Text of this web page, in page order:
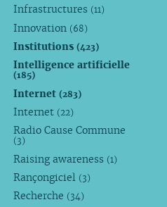
Infrastructures (11)
Innovation (68)
Institutions(423)
Intelligence artificielle
(185)
Internet(283)
Internet (22)
Radio Cause Commune
(3)
Raising awareness (1)
Rançongiciel (3)
Recherche (34)